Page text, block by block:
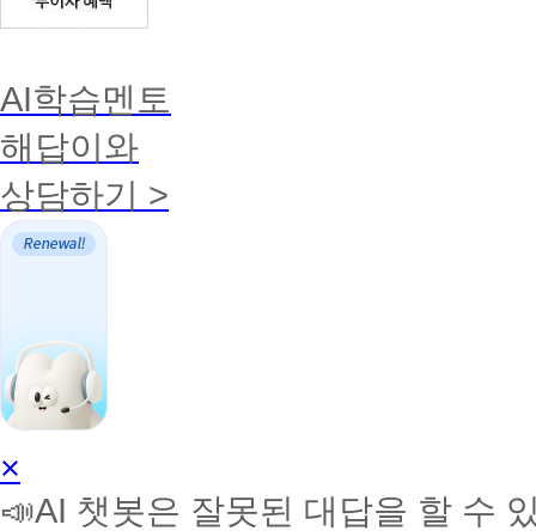
AI학습멘토
해답이와
상담하기 >
AI
학
습
×
📣AI 챗봇은 잘못된 대답을 할 수